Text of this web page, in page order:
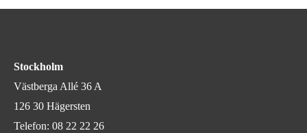
Stockholm
Västberga Allé 36 A
126 30 Hägersten
Telefon: 08 22 22 26